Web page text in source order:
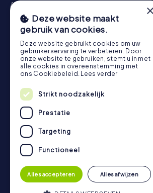
Amsterdam
Groningen
Breda Nijmegen Haarlem
Amersfoort
's-Hertogenbosch
Leiden
Dordrecht
Schattenjacht
Amsterdam Rotterdam Den Haag
Groningen
Almere Breda Nijmegen
's-
Apeldoorn
Zwolle Zoetermeer
Escape Game
Amsterdam Rotterdam
Groningen
Haarlem
Arnhem Amersfoort
's-
Dordrecht
×
Deze website maakt
gebruik van cookies.
Deze website gebruikt cookies om uw
gebruikerservaring te verbeteren. Door
onze website te gebruiken, stemt u in met
alle cookies in overeenstemming met
ons Cookiebeleid. Lees verder
Strikt noodzakelijk
Prestatie
Targeting
Functioneel
Alles accepteren Alles afwijzen